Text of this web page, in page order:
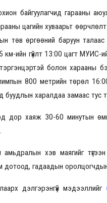
байгуулагчид гарааны
цагийн хуваарьт
төв өргөөний баруун
ийн гүйлт 13:00 цагт МУИС-
болон харааны
800 метрийн төрөл
харалдаа замаас тус
дор хаяж 30-60 минутын
хэв маягийг
гадаадын оролцогчдын
дэлгэрэнгүй мэдээллийг